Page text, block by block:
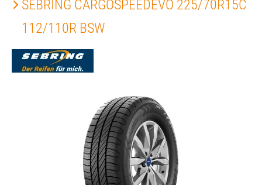
SEBRING CARGOSPEEDEVO 225/70R15C
112/110R BSW
Bildergalerie überspringen